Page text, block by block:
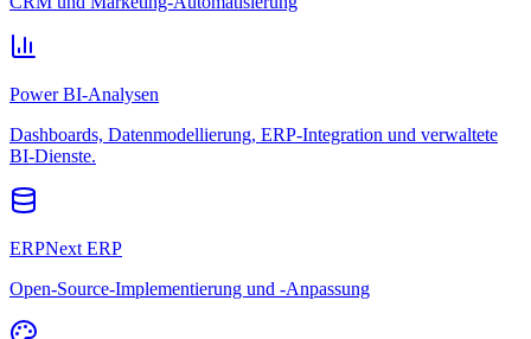
Power BI-Analysen
Dashboards, Datenmodellierung, ERP-Integration und verwaltete
BI-Dienste.
ERPNext ERP
Open-Source-Implementierung und -Anpassung